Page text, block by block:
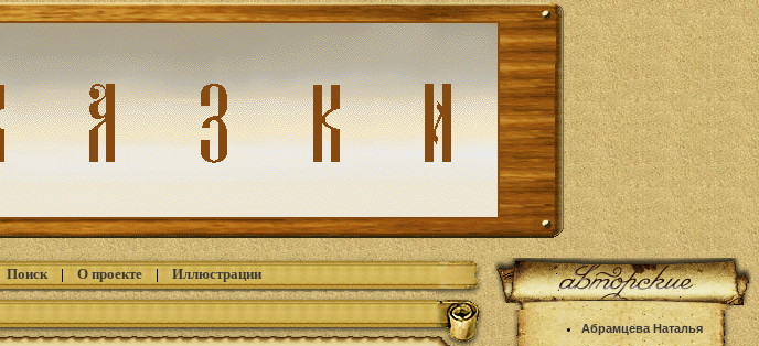
Поиск| О проекте| Иллюстрации
Абрамцева Наталья